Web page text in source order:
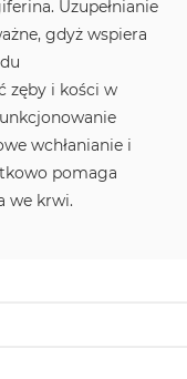
Uzupełnianie
gdyż wspiera
zęby i kości w
wchłanianie i
pomaga
we krwi.